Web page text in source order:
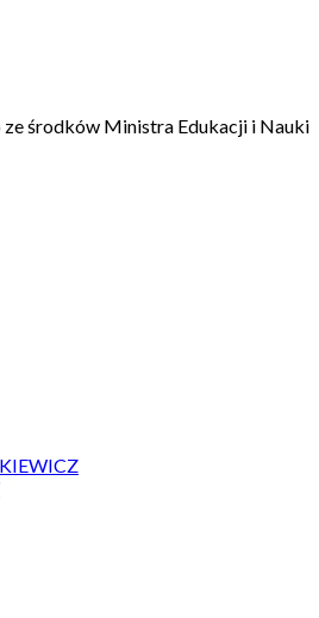
środków Ministra Edukacji i Nauki